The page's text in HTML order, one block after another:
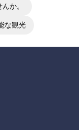
か。
な観光